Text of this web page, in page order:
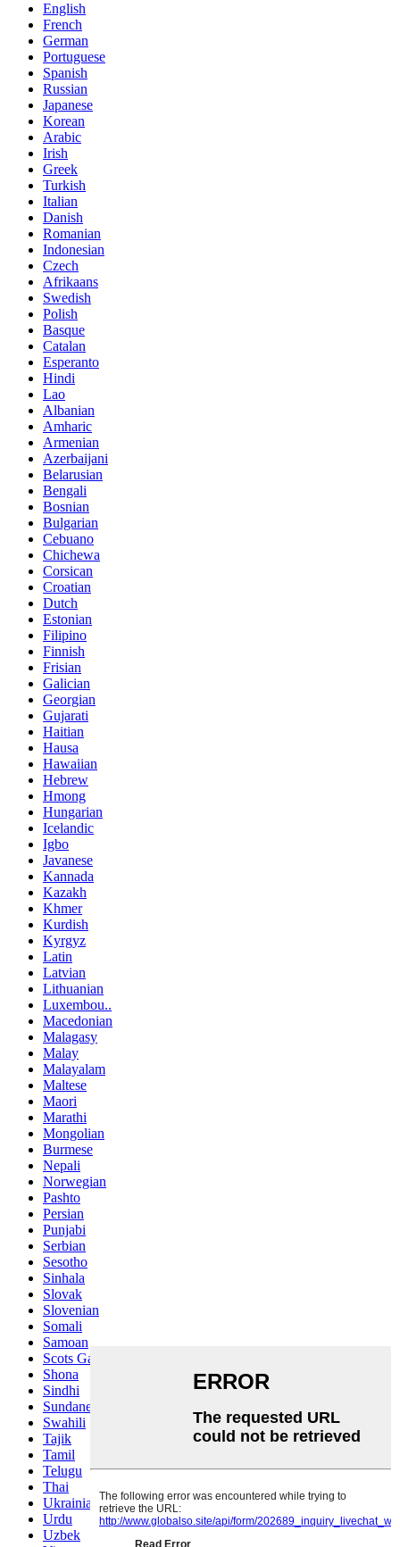
English
French
German
Portuguese
Spanish
Russian
Japanese
Korean
Arabic
Irish
Greek
Turkish
Italian
Danish
Romanian
Indonesian
Czech
Afrikaans
Swedish
Polish
Basque
Catalan
Esperanto
Hindi
Lao
Albanian
Amharic
Armenian
Azerbaijani
Belarusian
Bengali
Bosnian
Bulgarian
Cebuano
Chichewa
Corsican
Croatian
Dutch
Estonian
Filipino
Finnish
Frisian
Galician
Georgian
Gujarati
Haitian
Hausa
Hawaiian
Hebrew
Hmong
Hungarian
Icelandic
Igbo
Javanese
Kannada
Kazakh
Khmer
Kurdish
Kyrgyz
Latin
Latvian
Lithuanian
Luxembou..
Macedonian
Malagasy
Malay
Malayalam
Maltese
Maori
Marathi
Mongolian
Burmese
Nepali
Norwegian
Pashto
Persian
Punjabi
Serbian
Sesotho
Sinhala
Slovak
Slovenian
Somali
Samoan
Scots Gaelic
Shona
Sindhi
Sundanese
Swahili
Tajik
Tamil
Telugu
Thai
Ukrainian
Urdu
Uzbek